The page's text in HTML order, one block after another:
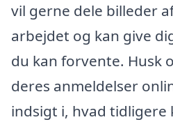
vil gerne dele billeder
arbejdet og kan give
du kan forvente. Husk
deres anmeldelser
indsigt i, hvad tidligere